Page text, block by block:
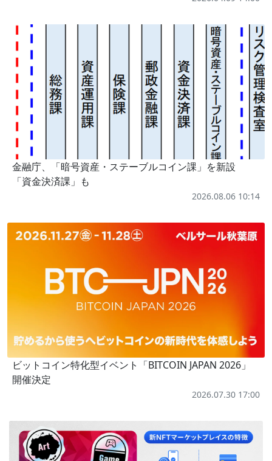
金融庁、「暗号資産・ステーブルコイン課」を新設
「資金決済課」も
2026.08.06 10:14
ビットコイン特化型イベント「BITCOIN JAPAN 2026」
開催決定
2026.07.30 17:00